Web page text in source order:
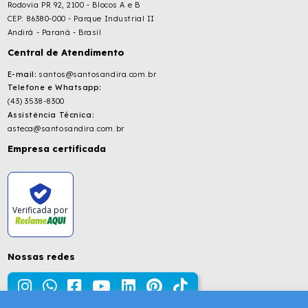
Rodovia PR 92, 2100 - Blocos A e B
CEP: 86380-000 - Parque Industrial II
Andirá - Paraná - Brasil
Central de Atendimento
E-mail: santos@santosandira.com.br
Telefone e Whatsapp:
(43) 3538-8300
Assistência Técnica:
asteca@santosandira.com.br
Empresa certificada
Verificada por
Nossas redes